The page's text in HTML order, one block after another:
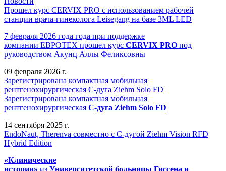
Прошел курс CERVIX PRO с использованием рабочей
станции врача-гинеколога Leisegang на базе 3ML LED
7 февраля 2026 года года при поддержке
компании ЕВРОТЕХ прошел курс CERVIX PRO под
руководством Акунц Аллы Феликсовны
09 февраля 2026 г.
Зарегистрирована компактная мобильная
рентгенохирургическая С-дуга Ziehm Solo FD
Зарегистрирована компактная мобильная
рентгенохирургическая С-дуга Ziehm Solo FD
14 сентября 2025 г.
EndoNaut, Therenva совместно с С-дугой Ziehm Vision RFD
Hybrid Edition
«Клинические
истории» из Университетской больницы Гиссена и